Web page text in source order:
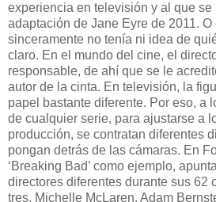
experiencia en televisión y al que se
adaptación de Jane Eyre de 2011.
sinceramente no tenía ni idea de
claro. En el mundo del cine, el
responsable, de ahí que se le
autor de la cinta. En televisión, la
papel bastante diferente. Por eso, a
de cualquier serie, para ajustarse a
producción, se contratan diferentes
pongan detrás de las cámaras. En
‘Breaking Bad’ como ejemplo,
directores diferentes durante sus 62
tres, Michelle McLaren, Adam